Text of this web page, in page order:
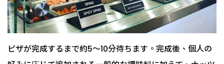
ピザが完成するまで約5〜10分待ちます。完成後、個人の